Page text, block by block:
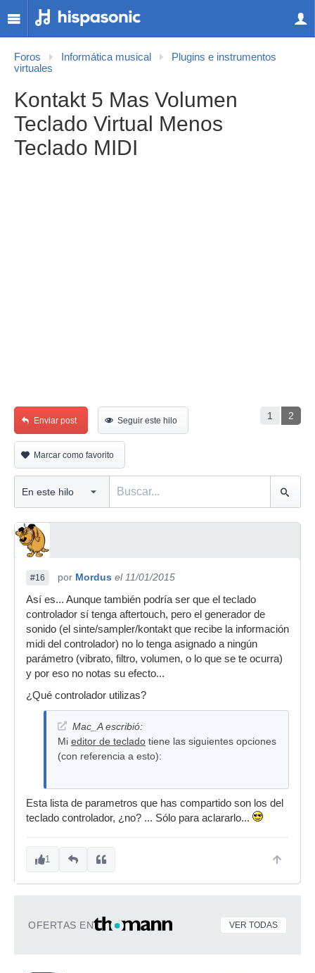
Foros Informática musical
Plugins e instrumentos
virtuales
Kontakt 5 Mas Volumen
Teclado Virtual Menos
Teclado MIDI
1 2
Enviar post Seguir este hilo
Marcar como favorito
#16 por Mordus el 11/01/2015
Así es... Aunque también podría ser que el teclado
controlador sí tenga aftertouch, pero el generador de
sonido (el sinte/sampler/kontakt que recibe la información
midi del controlador) no lo tenga asignado a ningún
parámetro (vibrato, filtro, volumen, o lo que se te ocurra)
y por eso no notas su efecto...
¿Qué controlador utilizas?
Mac_A escribió:
Mi editor de teclado tiene las siguientes opciones
(con referencia a esto):
Esta lista de parametros que has compartido son los del
teclado controlador, ¿no? ... Sólo para aclararlo...
1
OFERTAS EN VER TODAS